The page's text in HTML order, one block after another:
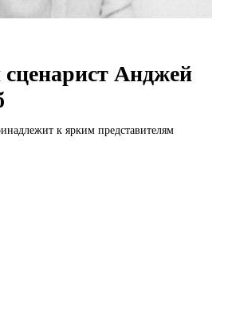
Анджей
к ярким представителям